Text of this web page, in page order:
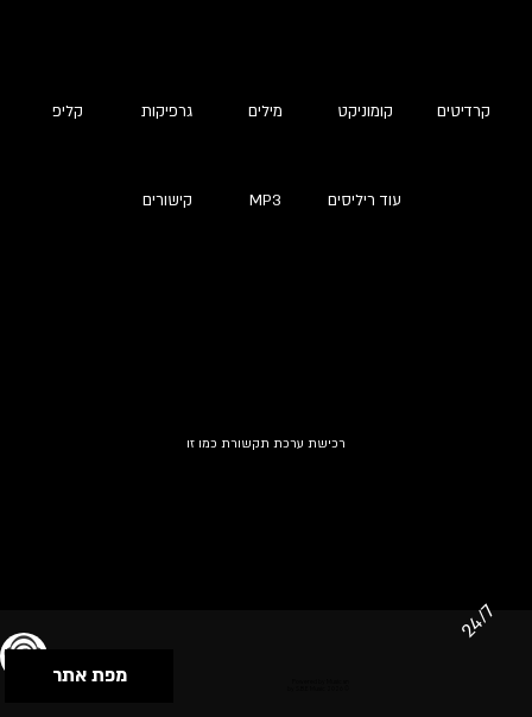
קליפ גרפיקות מילים קומוניקט קרדיטים
קישורים MP3 עוד ריליסים
רכישת ערכת תקשורת כמו זו
מפת אתר
24/7